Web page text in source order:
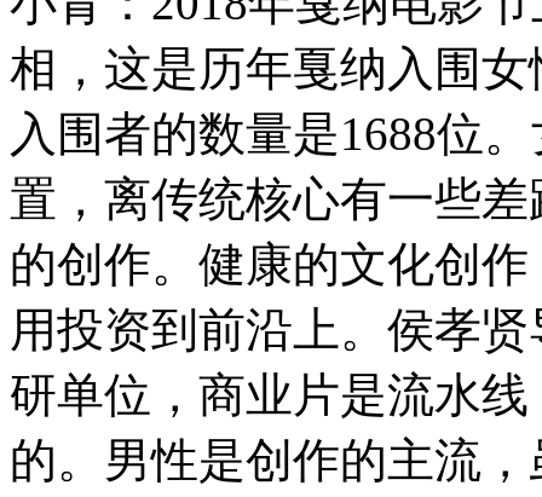
相，这是历年戛纳入围
入围者的数量是1688位
置，离传统核心有一些
的创作。健康的文化创
用投资到前沿上。侯孝
研单位，商业片是流水
的。男性是创作的主流